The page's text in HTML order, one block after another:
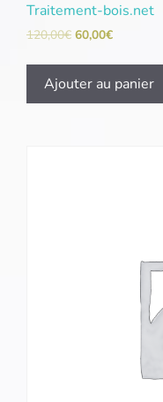
Traitement-bois.net
120,00€ 60,00€
Ajouter au panier